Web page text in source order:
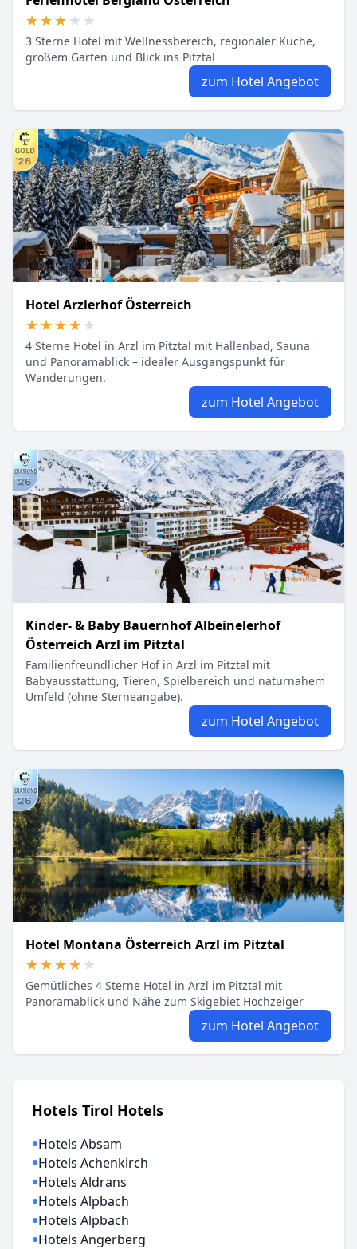
★★★★★
★★★★★
3 Sterne Hotel mit Wellnessbereich, regionaler Küche,
großem Garten und Blick ins Pitztal
zum Hotel Angebot
Hotel Arzlerhof Österreich
★★★★★
★★★★★
4 Sterne Hotel in Arzl im Pitztal mit Hallenbad, Sauna
und Panoramablick – idealer Ausgangspunkt für
Wanderungen.
zum Hotel Angebot
Kinder- & Baby Bauernhof Albeinelerhof
Österreich Arzl im Pitztal
Familienfreundlicher Hof in Arzl im Pitztal mit
Babyausstattung, Tieren, Spielbereich und naturnahem
Umfeld (ohne Sterneangabe).
zum Hotel Angebot
Hotel Montana Österreich Arzl im Pitztal
★★★★★
★★★★★
Gemütliches 4 Sterne Hotel in Arzl im Pitztal mit
Panoramablick und Nähe zum Skigebiet Hochzeiger
zum Hotel Angebot
Hotels Tirol Hotels
Hotels Absam
Hotels Achenkirch
Hotels Aldrans
Hotels Alpbach
Hotels Alpbach
Hotels Angerberg